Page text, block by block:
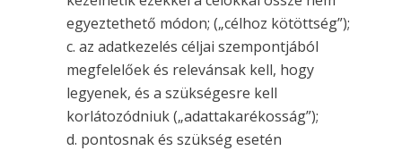
egyeztethető módon; („célhoz kötöttség”);
c. az adatkezelés céljai szempontjából
megfelelőek és relevánsak kell, hogy
legyenek, és a szükségesre kell
korlátozódniuk („adattakarékosság”);
d. pontosnak és szükség esetén